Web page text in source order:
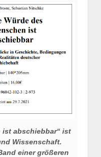
ist abschiebbar“ ist
Wissenschaft.
einer größeren